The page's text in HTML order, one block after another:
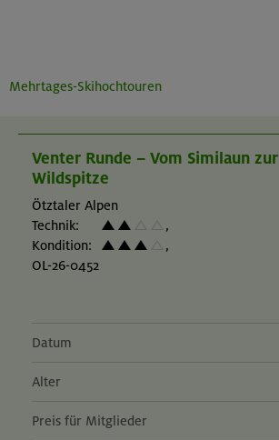
Mehrtages-Skihochtouren
Venter Runde – Vom Similaun zur
Wildspitze
Ötztaler Alpen
Technik:
,
Kondition:
,
OL-26-0452
Datum
Alter
Preis für Mitglieder